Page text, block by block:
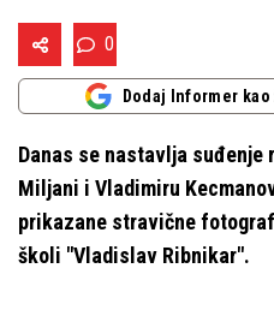
0
Dodaj Informer
Danas se nastavlja
Miljani i Vladimiru
prikazane stravične
školi "Vladislav Ribnikar".